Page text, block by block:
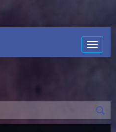
Toggle